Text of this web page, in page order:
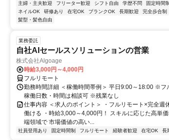
主婦・主夫歓迎 フリーター歓迎 シフト自由 学歴不問 固定時間制
ネイルOK
研修あり 在宅OK ブランクOK 長期歓迎 完全歩合制
髪型・髪色自由
業務委託
自社AIセールスソリューションの営業
株式会社Algoage
時給3,000円～4,000円
フルリモート
勤務時間詳細 ＜稼働時間帯例＞ 平日9:00～18:00 ※
稼働日数・時間は相談可 ※残業なし
仕事内容 ＜求人のポイント＞ ・フルリモート×完全週
働ける ・時給3,000～4,000円！ スキルに応じた高単
端領域で 市場価値の高い...
社員登用あり 固定時間制 フルリモート 経験者歓迎 在宅OK 長